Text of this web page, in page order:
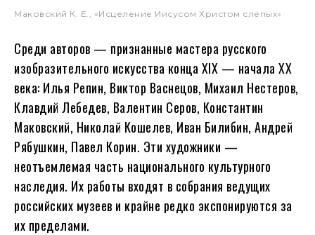
Маковский К. Е., «Исцеление Иисусом Христом слепых»
Среди авторов — признанные мастера русского
изобразительного искусства конца XIX — начала XX
века: Илья Репин, Виктор Васнецов, Михаил Нестеров,
Клавдий Лебедев, Валентин Серов, Константин
Маковский, Николай Кошелев, Иван Билибин, Андрей
Рябушкин, Павел Корин. Эти художники —
неотъемлемая часть национального культурного
наследия. Их работы входят в собрания ведущих
российских музеев и крайне редко экспонируются за
их пределами.